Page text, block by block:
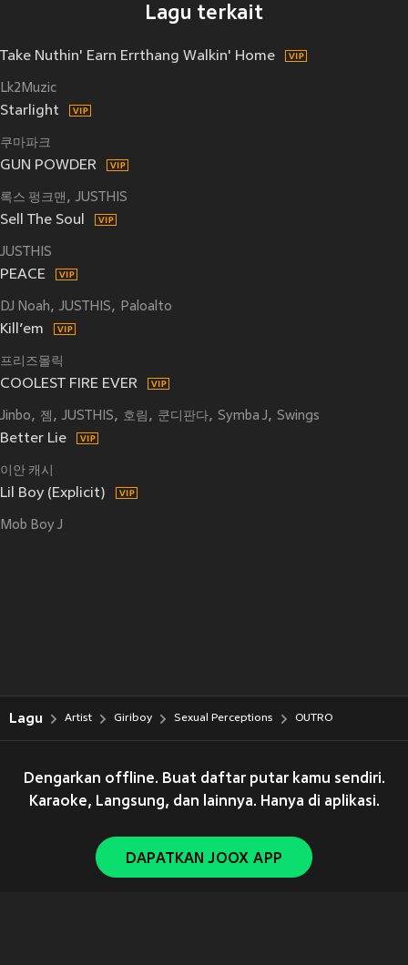
Lagu terkait
Take Nuthin' Earn Errthang Walkin' Home
Lk2Muzic
Starlight
쿠마파크
GUN POWDER
록스 펑크맨 JUSTHIS
Sell The Soul
JUSTHIS
PEACE
DJ Noah JUSTHIS Paloalto
Kill’em
프리즈몰릭
COOLEST FIRE EVER
Jinbo 젬 JUSTHIS 호림 쿤디판다 Symba J Swings
Better Lie
이안 캐시
Lil Boy (Explicit)
Mob Boy J
Lagu Artist Giriboy Sexual Perceptions OUTRO
Dengarkan offline. Buat daftar putar kamu sendiri.
Karaoke, Langsung, dan lainnya. Hanya di aplikasi.
DAPATKAN JOOX APP